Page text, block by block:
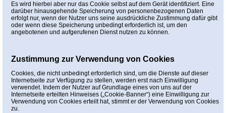
Es wird hierbei aber nur das Cookie selbst auf dem Gerät identifiziert. Eine
darüber hinausgehende Speicherung von personenbezogenen Daten
erfolgt nur, wenn der Nutzer uns seine ausdrückliche Zustimmung dafür gibt
oder wenn diese Speicherung unbedingt erforderlich ist, um den
angebotenen und aufgerufenen Dienst nutzen zu können.
Zustimmung zur Verwendung von Cookies
Cookies, die nicht unbedingt erforderlich sind, um die Dienste auf dieser
Internetseite zur Verfügung zu stellen, werden erst nach Einwilligung
verwendet. Indem der Nutzer auf Grundlage eines von uns auf der
Internetseite erteilten Hinweises („Cookie-Banner“) eine Einwilligung zur
Verwendung von Cookies erteilt hat, stimmt er der Verwendung von Cookies
zu.